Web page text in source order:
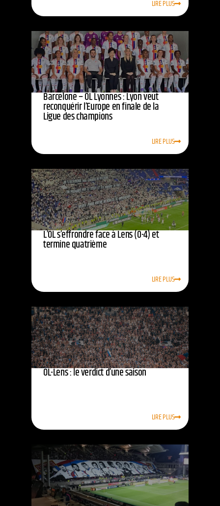
LIRE PLUS
Barcelone – OL Lyonnes : Lyon veut
reconquérir l’Europe en finale de la
Ligue des champions
LIRE PLUS
L’OL s’effrondre face à Lens (0-4) et
termine quatrième
LIRE PLUS
OL-Lens : le verdict d’une saison
LIRE PLUS